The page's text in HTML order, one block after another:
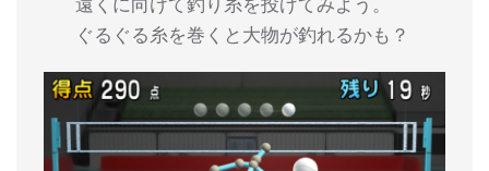
ぐるぐる糸を巻くと大物が釣れるかも？